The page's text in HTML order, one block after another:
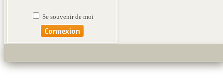
Se souvenir de moi